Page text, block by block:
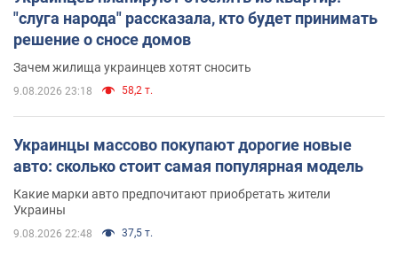
"слуга народа" рассказала, кто будет принимать
решение о сносе домов
Зачем жилища украинцев хотят сносить
9.08.2026 23:18 58,2 т.
Украинцы массово покупают дорогие новые
авто: сколько стоит самая популярная модель
Какие марки авто предпочитают приобретать жители
Украины
9.08.2026 22:48 37,5 т.